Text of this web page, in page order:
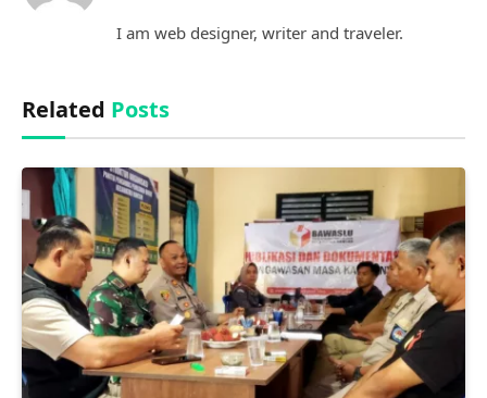
I am web designer, writer and traveler.
Related Posts